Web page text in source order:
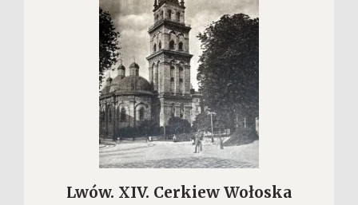
Lwów. XIV. Cerkiew Wołoska